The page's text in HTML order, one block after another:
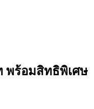
พร้อมสิทธิพิเศษ